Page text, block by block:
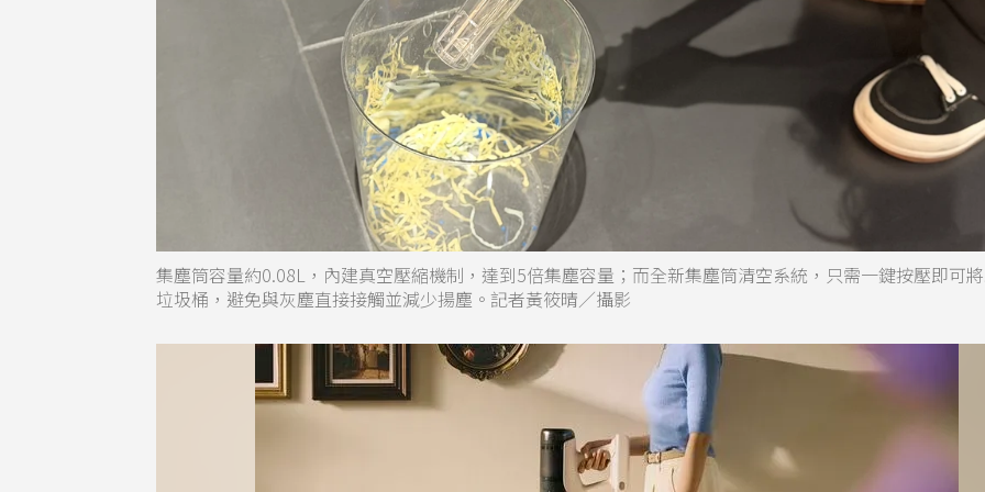
集塵筒容量約0.08L，內建真空壓縮機制，達到5倍集塵容量；而全新集塵筒清空系統，只需一鍵按壓即可
垃圾桶，避免與灰塵直接接觸並減少揚塵。記者黃筱晴／攝影